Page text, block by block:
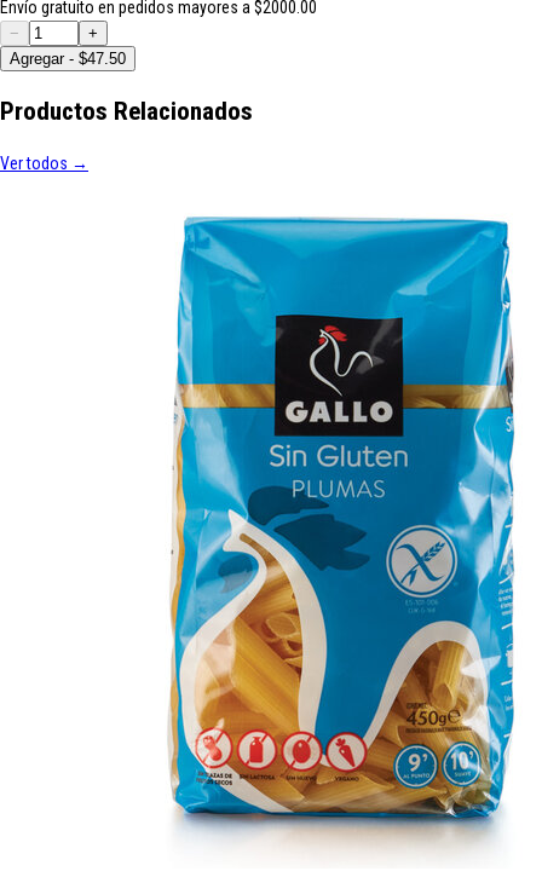
Envío gratuito en pedidos mayores a $2000.00
−
+
Agregar - $47.50
Productos Relacionados
Ver todos →